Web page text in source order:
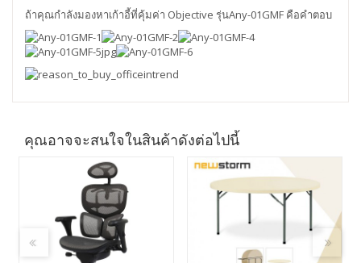
ถ้าคุณกำลังมองหาเก้าอี้ที่คุ้มค่า Objective รุ่นAny-01GMF คือคำตอบ
คุณอาจจะสนใจในสินค้าดังต่อไปนี้